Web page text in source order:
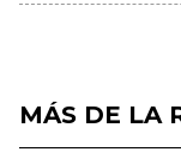
MÁS DE LA